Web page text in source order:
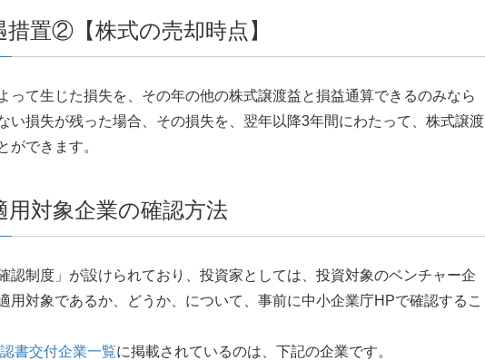
置②【株式の売却時点】
って生じた損失を、その年の他の株式譲渡益と損益通算できるのみなら
い損失が残った場合、その損失を、翌年以降3年間にわたって、株式譲渡
ができます。
対象企業の確認方法
認制度」が設けられており、投資家としては、投資対象のベンチャー企
用対象であるか、どうか、について、事前に中小企業庁HPで確認するこ
書交付企業一覧に掲載されているのは、下記の企業です。